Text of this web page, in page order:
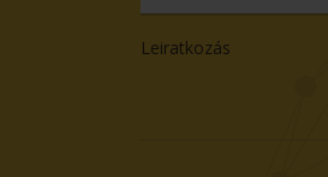
Leiratkozás